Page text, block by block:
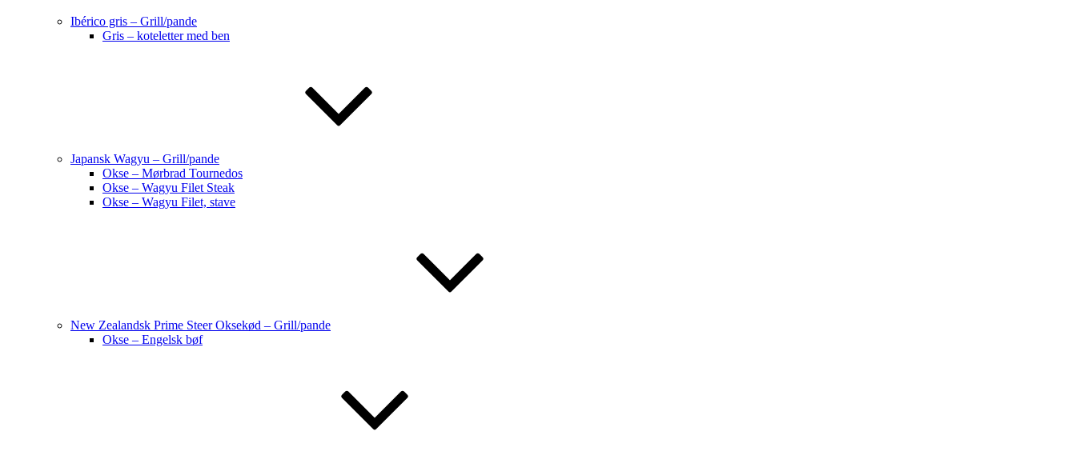
Ibérico gris – Grill/pande
Gris – koteletter med ben
Japansk Wagyu – Grill/pande
Okse – Mørbrad Tournedos
Okse – Wagyu Filet Steak
Okse – Wagyu Filet, stave
New Zealandsk Prime Steer Oksekød – Grill/pande
Okse – Engelsk bøf